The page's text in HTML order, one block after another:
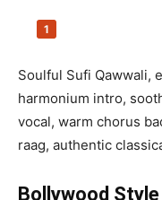
Soulful Sufi Qawwali,
harmonium intro,
vocal, warm chorus
raag, authentic
Bollywood Style